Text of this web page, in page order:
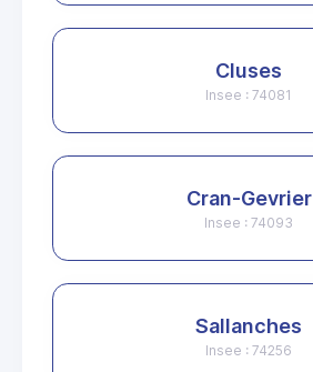
Cluses
Insee : 74081
Cran-Gevrier
Insee : 74093
Sallanches
Insee : 74256